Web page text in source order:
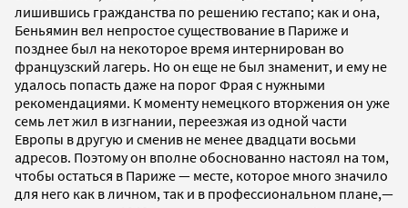
лишившись гражданства по решению гестапо; как и она,
Беньямин вел непростое существование в Париже и
позднее был на некоторое время интернирован во
французский лагерь. Но он еще не был знаменит, и ему не
удалось попасть даже на порог Фрая с нужными
рекомендациями. К моменту немецкого вторжения он уже
семь лет жил в изгнании, переезжая из одной части
Европы в другую и сменив не менее двадцати восьми
адресов. Поэтому он вполне обоснованно настоял на том,
чтобы остаться в Париже — месте, которое много значило
для него как в личном, так и в профессиональном плане,—